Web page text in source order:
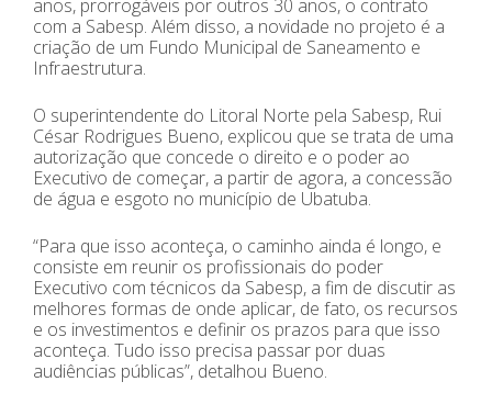
anos, prorrogáveis por outros 30 anos, o contrato
com a Sabesp. Além disso, a novidade no projeto é a
criação de um Fundo Municipal de Saneamento e
Infraestrutura.
O superintendente do Litoral Norte pela Sabesp, Rui
César Rodrigues Bueno, explicou que se trata de uma
autorização que concede o direito e o poder ao
Executivo de começar, a partir de agora, a concessão
de água e esgoto no município de Ubatuba.
“Para que isso aconteça, o caminho ainda é longo, e
consiste em reunir os profissionais do poder
Executivo com técnicos da Sabesp, a fim de discutir as
melhores formas de onde aplicar, de fato, os recursos
e os investimentos e definir os prazos para que isso
aconteça. Tudo isso precisa passar por duas
audiências públicas”, detalhou Bueno.